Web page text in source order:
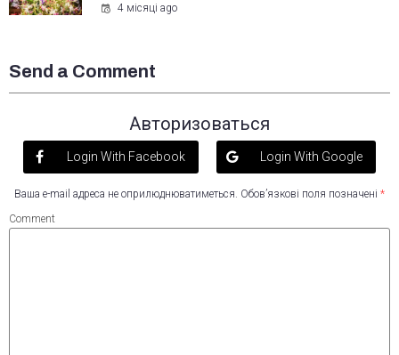
4 місяці ago
Send a Comment
Авторизоваться
Login With Facebook Login With Google
Ваша e-mail адреса не оприлюднюватиметься. Обов’язкові поля позначені *
Comment